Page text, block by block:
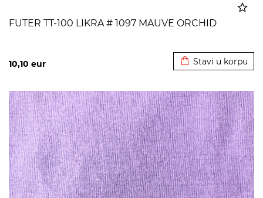
FUTER TT-100 LIKRA # 1097 MAUVE ORCHID
10,10 eur Stavi u korpu